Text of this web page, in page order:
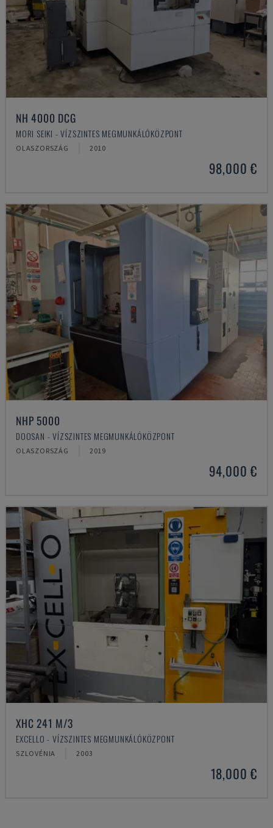
NH 4000 DCG
MORI SEIKI - VÍZSZINTES MEGMUNKÁLÓKÖZPONT
OLASZORSZÁG 2010
98,000 €
NHP 5000
DOOSAN - VÍZSZINTES MEGMUNKÁLÓKÖZPONT
OLASZORSZÁG 2019
94,000 €
XHC 241 M/3
EXCELLO - VÍZSZINTES MEGMUNKÁLÓKÖZPONT
SZLOVÉNIA 2003
18,000 €